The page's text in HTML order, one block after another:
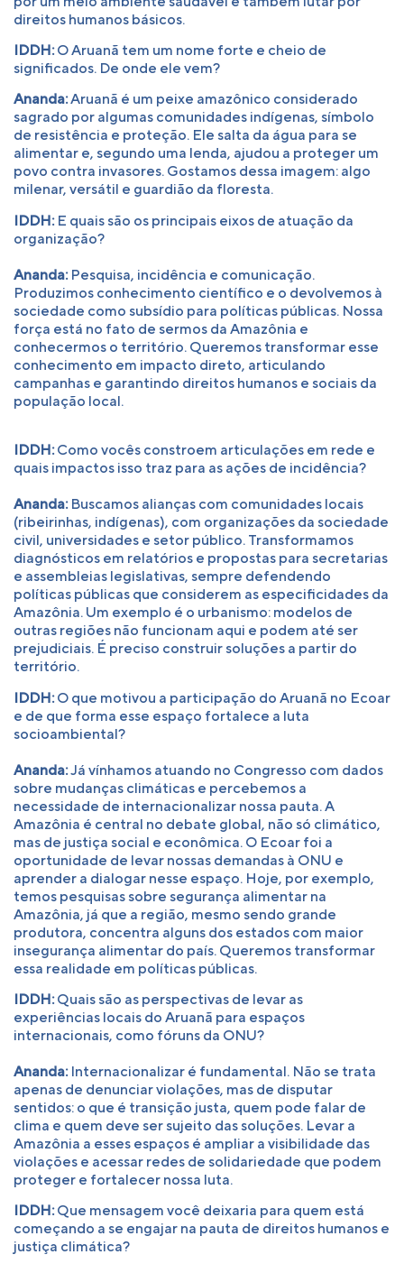
direitos humanos básicos.
IDDH:O Aruanã tem um nome forte e cheio de
significados. De onde ele vem?
Ananda:Aruanã é um peixe amazônico considerado
sagrado por algumas comunidades indígenas, símbolo
de resistência e proteção. Ele salta da água para se
alimentar e, segundo uma lenda, ajudou a proteger um
povo contra invasores. Gostamos dessa imagem: algo
milenar, versátil e guardião da floresta.
IDDH:E quais são os principais eixos de atuação da
organização?
Ananda:Pesquisa, incidência e comunicação.
Produzimos conhecimento científico e o devolvemos à
sociedade como subsídio para políticas públicas. Nossa
força está no fato de sermos da Amazônia e
conhecermos o território. Queremos transformar esse
conhecimento em impacto direto, articulando
campanhas e garantindo direitos humanos e sociais da
população local.
IDDH:Como vocês constroem articulações em rede e
quais impactos isso traz para as ações de incidência?
Ananda:Buscamos alianças com comunidades locais
(ribeirinhas, indígenas), com organizações da sociedade
civil, universidades e setor público. Transformamos
diagnósticos em relatórios e propostas para secretarias
e assembleias legislativas, sempre defendendo
políticas públicas que considerem as especificidades da
Amazônia. Um exemplo é o urbanismo: modelos de
outras regiões não funcionam aqui e podem até ser
prejudiciais. É preciso construir soluções a partir do
território.
IDDH:O que motivou a participação do Aruanã no Ecoar
e de que forma esse espaço fortalece a luta
socioambiental?
Ananda:Já vínhamos atuando no Congresso com dados
sobre mudanças climáticas e percebemos a
necessidade de internacionalizar nossa pauta. A
Amazônia é central no debate global, não só climático,
mas de justiça social e econômica. O Ecoar foi a
oportunidade de levar nossas demandas à ONU e
aprender a dialogar nesse espaço. Hoje, por exemplo,
temos pesquisas sobre segurança alimentar na
Amazônia, já que a região, mesmo sendo grande
produtora, concentra alguns dos estados com maior
insegurança alimentar do país. Queremos transformar
essa realidade em políticas públicas.
IDDH:Quais são as perspectivas de levar as
experiências locais do Aruanã para espaços
internacionais, como fóruns da ONU?
Ananda:Internacionalizar é fundamental. Não se trata
apenas de denunciar violações, mas de disputar
sentidos: o que é transição justa, quem pode falar de
clima e quem deve ser sujeito das soluções. Levar a
Amazônia a esses espaços é ampliar a visibilidade das
violações e acessar redes de solidariedade que podem
proteger e fortalecer nossa luta.
IDDH:Que mensagem você deixaria para quem está
começando a se engajar na pauta de direitos humanos e
justiça climática?